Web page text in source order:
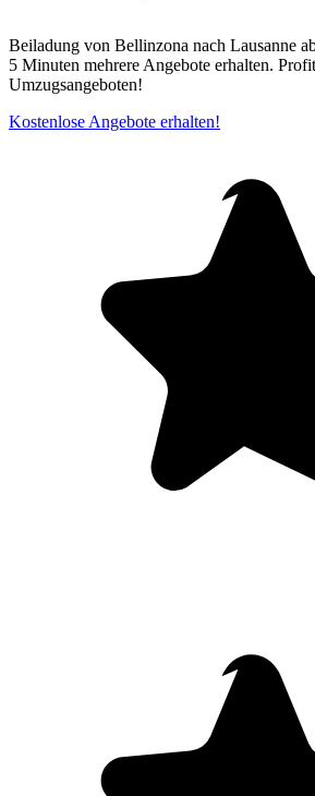
Beiladung von Bellinzona nach Lausanne
5 Minuten mehrere Angebote erhalten.
Umzugsangeboten!
Kostenlose Angebote erhalten!